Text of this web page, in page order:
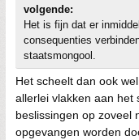
volgende:
Het is fijn dat er
consequenties
staatsmongool.
Het scheelt dan ook
allerlei vlakken aan het
beslissingen op zoveel
opgevangen worden